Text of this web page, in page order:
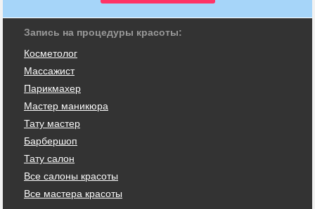
Запись на процедуры красоты:
Косметолог
Массажист
Парикмахер
Мастер маникюра
Тату мастер
Барбершоп
Тату салон
Все салоны красоты
Все мастера красоты